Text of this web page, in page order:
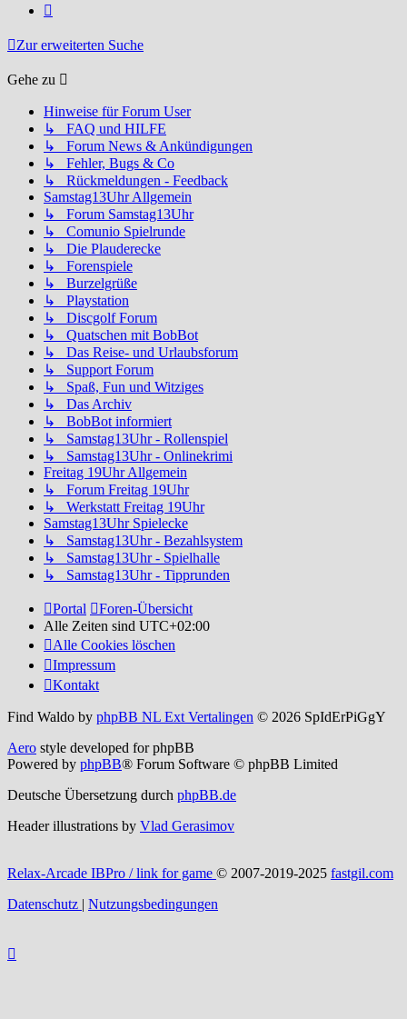
Zur erweiterten Suche
Gehe zu
Hinweise für Forum User
↳ FAQ und HILFE
↳ Forum News & Ankündigungen
↳ Fehler, Bugs & Co
↳ Rückmeldungen - Feedback
Samstag13Uhr Allgemein
↳ Forum Samstag13Uhr
↳ Comunio Spielrunde
↳ Die Plauderecke
↳ Forenspiele
↳ Burzelgrüße
↳ Playstation
↳ Discgolf Forum
↳ Quatschen mit BobBot
↳ Das Reise- und Urlaubsforum
↳ Support Forum
↳ Spaß, Fun und Witziges
↳ Das Archiv
↳ BobBot informiert
↳ Samstag13Uhr - Rollenspiel
↳ Samstag13Uhr - Onlinekrimi
Freitag 19Uhr Allgemein
↳ Forum Freitag 19Uhr
↳ Werkstatt Freitag 19Uhr
Samstag13Uhr Spielecke
↳ Samstag13Uhr - Bezahlsystem
↳ Samstag13Uhr - Spielhalle
↳ Samstag13Uhr - Tipprunden
Portal
Foren-Übersicht
Alle Zeiten sind UTC+02:00
Alle Cookies löschen
Impressum
Kontakt
Find Waldo by phpBB NL Ext Vertalingen © 2026 SpIdErPiGgY
Aero style developed for phpBB
Powered by phpBB® Forum Software © phpBB Limited
Deutsche Übersetzung durch phpBB.de
Header illustrations by Vlad Gerasimov
Relax-Arcade IBPro / link for game © 2007-2019-2025 fastgil.com
Datenschutz | Nutzungsbedingungen